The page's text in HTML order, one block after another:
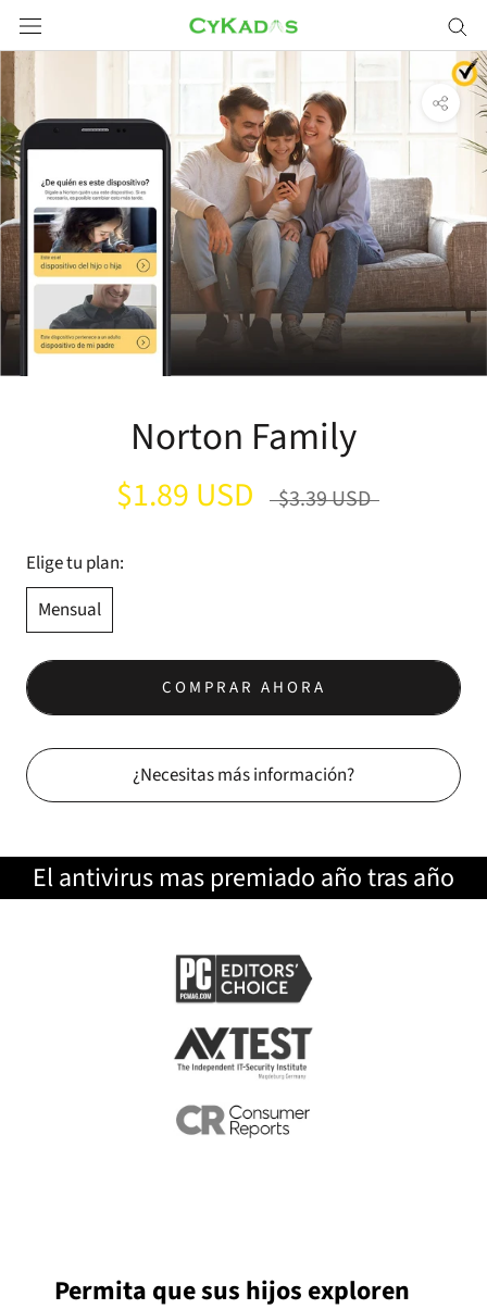
Saltar
a
contenido
Norton Family
$1.89 USD $3.39 USD
Elige tu plan:
Mensual
COMPRAR AHORA
¿Necesitas más información?
El antivirus mas premiado año tras año
Permita que sus hijos exploren